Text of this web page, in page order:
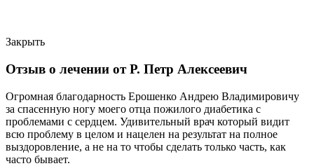
Закрыть
Отзыв о лечении от Р. Петр Алексеевич
Огромная благодарность Ерошенко Андрею Владимировичу
за спасенную ногу моего отца пожилого диабетика с
проблемами с сердцем. Удивительный врач который видит
всю проблему в целом и нацелен на результат на полное
выздоровление, а не на то чтобы сделать только часть, как
часто бывает.